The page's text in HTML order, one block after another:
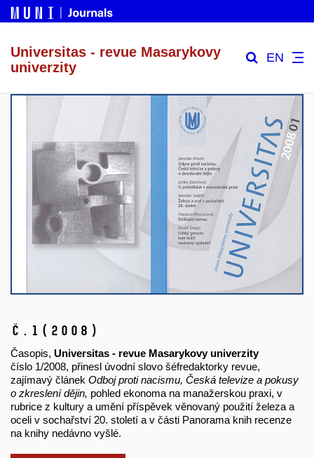
Universitas - revue Masarykovy
univerzity
EN
č.1 (2008)
Časopis, Universitas - revue Masarykovy univerzity
číslo 1/2008, přinesl úvodní slovo šéfredaktorky revue,
zajímavý článek Odboj proti nacismu, Česká televize a pokusy
o zkreslení dějin, pohled ekonoma na manažerskou praxi, v
rubrice z kultury a umění příspěvek věnovaný použití železa a
oceli v sochařství 20. století a v části Panorama knih recenze
na knihy nedávno vyšlé.